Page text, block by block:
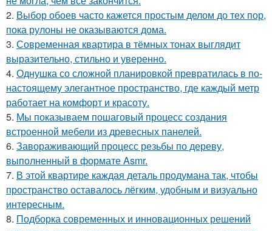
2. Выбор обоев часто кажется простым делом до тех пор,
пока рулоны не оказываются дома.
3. Современная квартира в тёмных тонах выглядит
выразительно, стильно и уверенно.
4. Однушка со сложной планировкой превратилась в по-
настоящему элегантное пространство, где каждый метр
работает на комфорт и красоту.
5. Мы показываем пошаговый процесс создания
встроенной мебели из древесных панелей.
6. Завораживающий процесс резьбы по дереву,
выполненный в формате Asmr.
7. В этой квартире каждая деталь продумана так, чтобы
пространство оставалось лёгким, удобным и визуально
интересным.
8. Подборка современных и инновационных решений